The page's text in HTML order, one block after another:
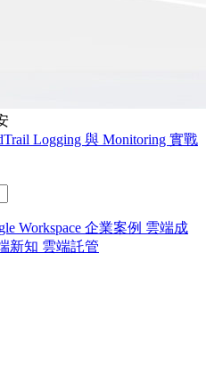
Logging 與 Monitoring 實戰
Workspace 企業案例 雲端成
新知 雲端託管